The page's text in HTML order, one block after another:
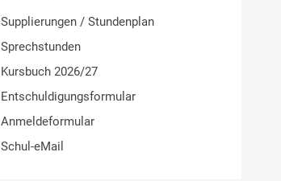
Supplierungen / Stundenplan
Sprechstunden
Kursbuch 2026/27
Entschuldigungsformular
Anmeldeformular
Schul-eMail